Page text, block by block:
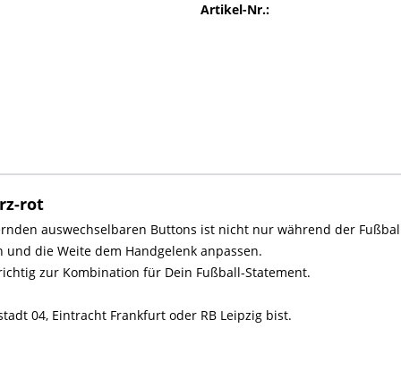
Artikel-Nr.:
rot
auswechselbaren Buttons ist nicht nur während der
die Weite dem Handgelenk anpassen.
zur Kombination für Dein Fußball-Statement.
04, Eintracht Frankfurt oder RB Leipzig bist.